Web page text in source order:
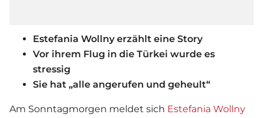
Estefania Wollny erzählt eine Story
Vor ihrem Flug in die Türkei wurde es
stressig
Sie hat „alle angerufen und geheult“
Am Sonntagmorgen meldet sich Estefania Wollny